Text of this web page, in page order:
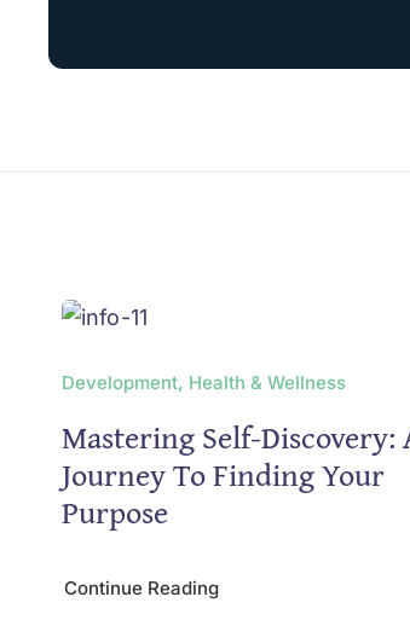
Development, Health & Wellness
Mastering Self-Discovery:
Journey To Finding Your
Purpose
Continue Reading